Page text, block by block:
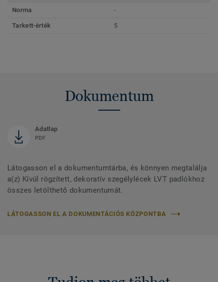
Norma
-
Tarkett-érték 5
Dokumentum
Adatlap
PDF
Látogasson el a dokumentumtárba, és könnyen megtalálja
a(z) Kívül rögzített, dekoratív szegélylécek LVT padlókhoz
összes letölthető dokumentumát.
LÁTOGASSON EL A DOKUMENTÁCIÓS KÖZPONTBA